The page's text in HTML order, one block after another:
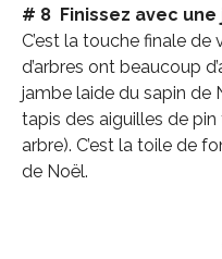
# 8 Finissez avec une
C’est la touche finale de
d’arbres ont beaucoup
jambe laide du sapin
tapis des aiguilles de
arbre). C’est la toile de
de Noël.